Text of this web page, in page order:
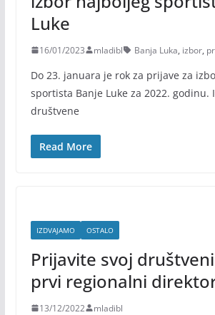
Luke
16/01/2023 mladibl Banja Luka, izbor,
Do 23. januara je rok za prijave za
sportista Banje Luke za 2022. godinu.
društvene
Read More
IZDVAJAMO OSTALO
Prijavite svoj
prvi regionalni
13/12/2022
mladibl